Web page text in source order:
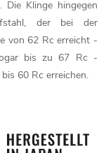
Die Klinge hingegen
der bei der
von 62 Rc erreicht -
bis zu 67 Rc -
60 Rc erreichen.